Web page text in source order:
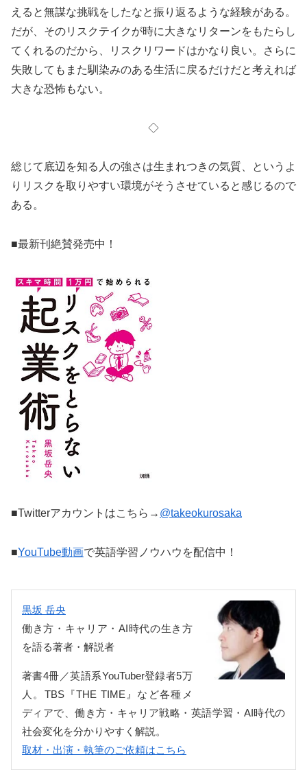
えると無謀な挑戦をしたなと振り返るような経験がある。
だが、そのリスクテイクが時に大きなリターンをもたらし
てくれるのだから、リスクリワードはかなり良い。さらに
失敗してもまた馴染みのある生活に戻るだけだと考えれば
大きな恐怖もない。
◇
総じて底辺を知る人の強さは生まれつきの気質、というよ
りリスクを取りやすい環境がそうさせていると感じるので
ある。
■最新刊絶賛発売中！
■Twitterアカウントはこちら→ @takeokurosaka
■YouTube動画で英語学習ノウハウを配信中！
黒坂 岳央
働き方・キャリア・AI時代の生き方
を語る著者・解説者
著書4冊／英語系YouTuber登録者5万
人。TBS『THE TIME』など各種メ
ディアで、働き方・キャリア戦略・英語学習・AI時代の
社会変化を分かりやすく解説。
取材・出演・執筆のご依頼はこちら